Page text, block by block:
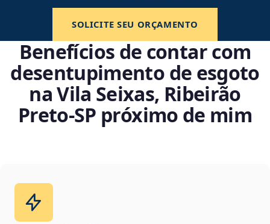
SOLICITE SEU ORÇAMENTO
Benefícios de contar com
desentupimento de esgoto
na Vila Seixas, Ribeirão
Preto‑SP próximo de mim